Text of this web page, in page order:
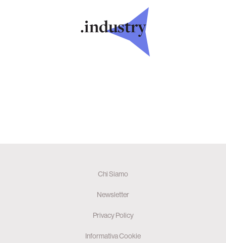
.industry
Chi Siamo
Newsletter
Privacy Policy
Informativa Cookie